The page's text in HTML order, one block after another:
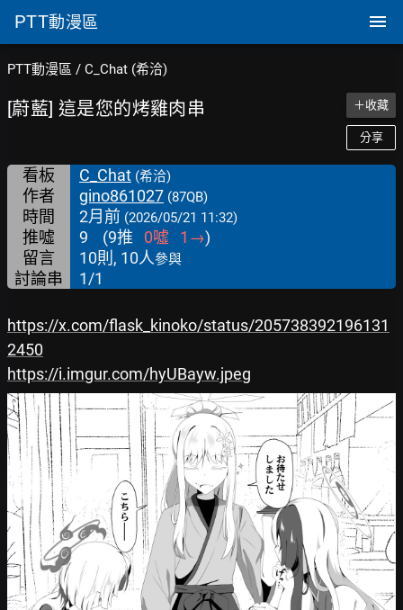
PTT動漫區
PTT動漫區 / C_Chat (希洽)
[蔚藍] 這是您的烤雞肉串 ＋收藏
分享
看板 C_Chat (希洽)
作者 gino861027 (87QB)
時間 2月前 (2026/05/21 11:32)
推噓 9 (9推 0噓 1 →)
留言
10則, 10人參與
討論串 1/1
https://x.com/flask_kinoko/status/205738392196131
2450
https://i.imgur.com/hyUBayw.jpeg